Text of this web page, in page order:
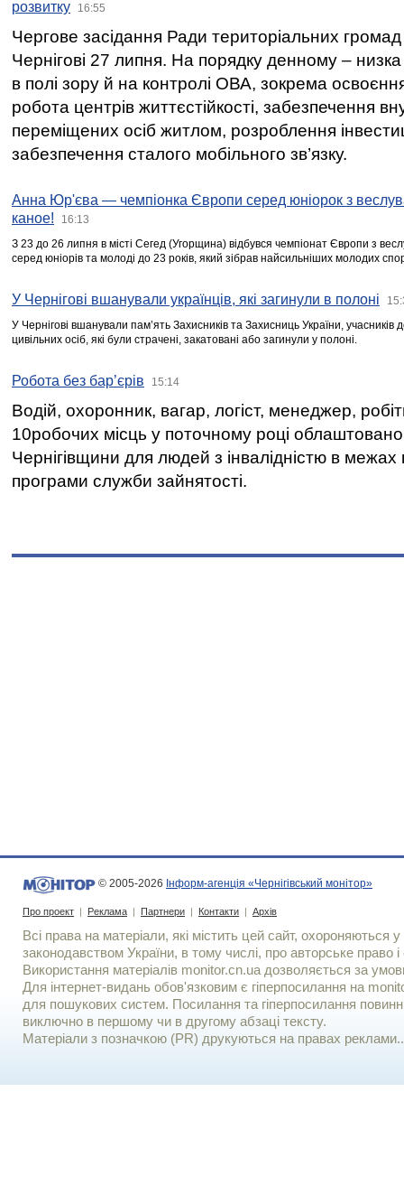
розвитку 16:55
Чергове засідання Ради територіальних громад
Чернігові 27 липня. На порядку денному –
в полі зору й на контролі ОВА, зокрема освоєння
робота центрів життєстійкості, забезпечення
переміщених осіб житлом, розроблення
забезпечення сталого мобільного зв’язку.
Анна Юр'єва — чемпіонка Європи серед юніорок з
каное!
16:13
З 23 до 26 липня в місті Сегед (Угорщина) відбувся чемпіонат Європи з
серед юніорів та молоді до 23 років, який зібрав найсильніших молодих
У Чернігові вшанували українців, які загинули в полоні
У Чернігові вшанували пам’ять Захисників та Захисниць України,
цивільних осіб, які були страчені, закатовані або загинули у полоні.
Робота без бар’єрів 15:14
Водій, охоронник, вагар, логіст, менеджер,
10робочих місць у поточному році
Чернігівщини для людей з інвалідністю в межах
програми служби зайнятості.
© 2005-2026 Інформ-агенція «Чернігівський монітор»
Про проект | Реклама | Партнери | Контакти | Архів
Всі права на матеріали, які містить цей сайт, охороняються у
законодавством України, в тому числі, про авторське право і
Використання матерiалiв monitor.cn.ua дозволяється за
Для iнтернет-видань обов'язковим є гiперпосилання на
для пошукових систем. Посилання та гіперпосилання
виключно в першому чи в другому абзаці тексту.
Матеріали з позначкою (PR) друкуються на правах реклами..